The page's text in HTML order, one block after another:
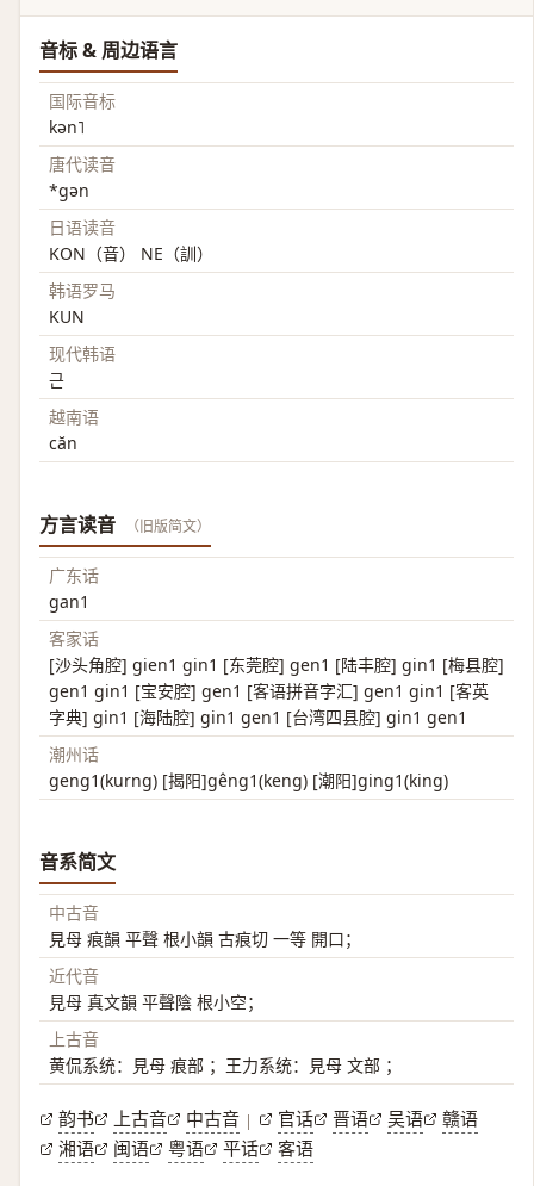
音标 & 周边语言
国际音标
kən˥
唐代读音
*gən
日语读音
KON（音） NE（訓）
韩语罗马
KUN
现代韩语
근
越南语
căn
方言读音 （旧版简文）
广东话
gan1
客家话
[沙头角腔] gien1 gin1 [东莞腔] gen1 [陆丰腔] gin1 [梅县腔]
gen1 gin1 [宝安腔] gen1 [客语拼音字汇] gen1 gin1 [客英
字典] gin1 [海陆腔] gin1 gen1 [台湾四县腔] gin1 gen1
潮州话
geng1(kurng) [揭阳]gêng1(keng) [潮阳]ging1(king)
音系简文
中古音
見母 痕韻 平聲 根小韻 古痕切 一等 開口；
近代音
見母 真文韻 平聲陰 根小空；
上古音
黄侃系统：見母 痕部 ；王力系统：見母 文部 ；
韵书 上古音 中古音 | 官话 晋语 吴语
赣语
湘语
闽语 粤语 平话 客语